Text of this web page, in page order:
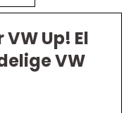
Up! El
VW